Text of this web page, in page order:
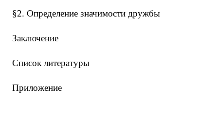
§2. Определение значимости дружбы
Заключение
Список литературы
Приложение